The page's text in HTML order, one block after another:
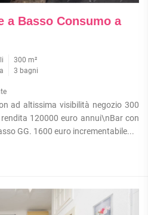
a Basso Consumo a
300 m²
3 bagni
ad altissima visibilità negozio 300
120000 euro annui\nBar con
GG. 1600 euro incrementabile...